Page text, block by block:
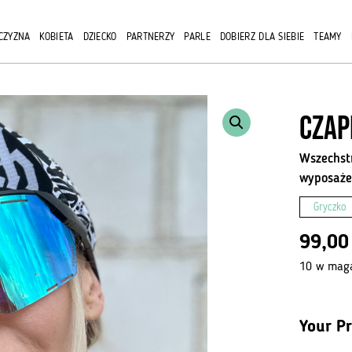
KOBIETA DZIECKO PARTNERZY PARLE DOBIERZ DLA SIEBIE TEAMY
Gryczko
99,00
10 w
Your